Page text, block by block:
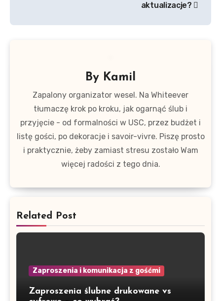
aktualizacje?
By Kamil
Zapalony organizator wesel. Na Whiteever
tłumaczę krok po kroku, jak ogarnąć ślub i
przyjęcie - od formalności w USC, przez budżet i
listę gości, po dekoracje i savoir-vivre. Piszę prosto
i praktycznie, żeby zamiast stresu zostało Wam
więcej radości z tego dnia.
Related Post
Zaproszenia i komunikacja z gośćmi
Zaproszenia ślubne drukowane vs